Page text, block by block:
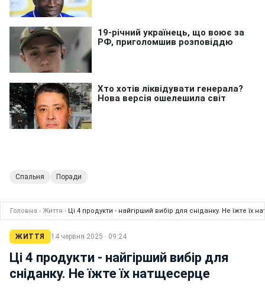
Спальня Поради
Головна › Життя › Ці 4 продукти - найгірший вибір для сніданку. Не їжте їх
ЖИТТЯ 14 червня 2025 · 09:24
Ці 4 продукти - найгірший вибір для
сніданку. Не їжте їх натщесерце